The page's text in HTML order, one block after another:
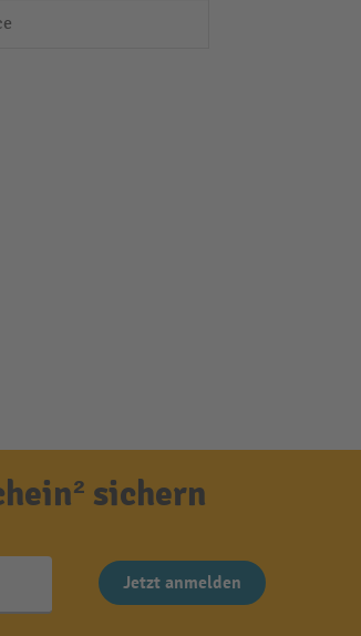
sichern
Jetzt anmelden